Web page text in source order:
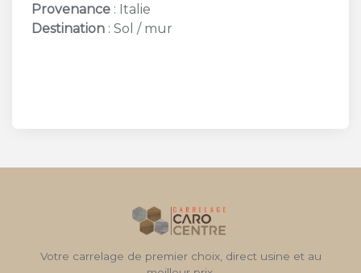
Provenance : Italie
Destination : Sol / mur
Votre carrelage de premier choix, direct usine et au